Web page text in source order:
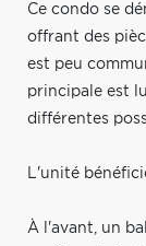
Ce condo se
offrant des
est peu
principale est
différentes
L'unité
À l'avant, un